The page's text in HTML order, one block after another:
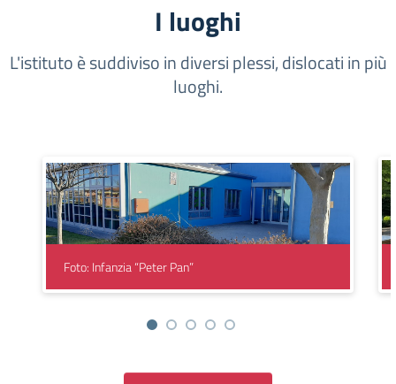
I luoghi
L'istituto è suddiviso in diversi plessi, dislocati in più
luoghi.
Foto: Infanzia “Peter Pan”